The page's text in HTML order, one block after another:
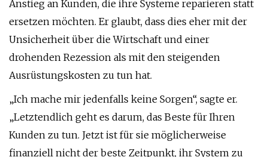
Anstieg an Kunden, die ihre Systeme reparieren statt
ersetzen möchten. Er glaubt, dass dies eher mit der
Unsicherheit über die Wirtschaft und einer
drohenden Rezession als mit den steigenden
Ausrüstungskosten zu tun hat.
„Ich mache mir jedenfalls keine Sorgen“, sagte er.
„Letztendlich geht es darum, das Beste für Ihren
Kunden zu tun. Jetzt ist für sie möglicherweise
finanziell nicht der beste Zeitpunkt, ihr System zu